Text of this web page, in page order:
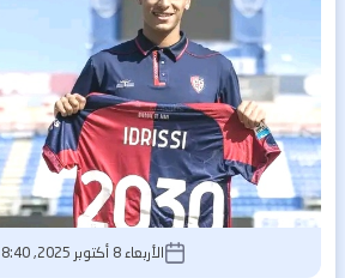
الأربعاء 8 أكتوبر 2025, 8:40 مساءً